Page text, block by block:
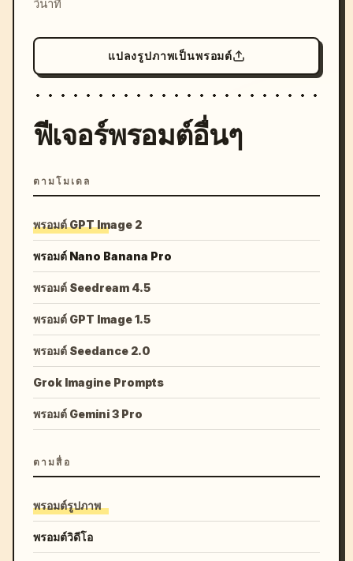
วินาที
แปลงรูปภาพเป็นพรอมต์
ฟีเจอร์พรอมต์อื่นๆ
ตามโมเดล
พรอมต์ GPT Image 2
พรอมต์ Nano Banana Pro
พรอมต์ Seedream 4.5
พรอมต์ GPT Image 1.5
พรอมต์ Seedance 2.0
Grok Imagine Prompts
พรอมต์ Gemini 3 Pro
ตามสื่อ
พรอมต์รูปภาพ
พรอมต์วิดีโอ